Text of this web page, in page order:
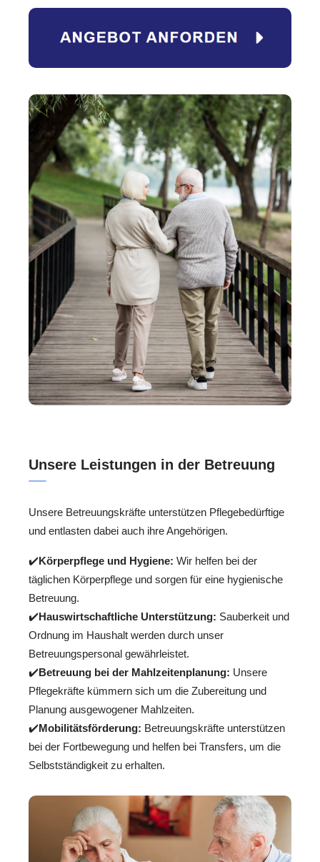
Unsere Leistungen in der Betreuung
Unsere Betreuungskräfte unterstützen Pflegebedürftige
und entlasten dabei auch ihre Angehörigen.
✔️Körperpflege und Hygiene: Wir helfen bei der
täglichen Körperpflege und sorgen für eine hygienische
Betreuung.
✔️Hauswirtschaftliche Unterstützung: Sauberkeit und
Ordnung im Haushalt werden durch unser
Betreuungspersonal gewährleistet.
✔️Betreuung bei der Mahlzeitenplanung: Unsere
Pflegekräfte kümmern sich um die Zubereitung und
Planung ausgewogener Mahlzeiten.
✔️Mobilitätsförderung: Betreuungskräfte unterstützen
bei der Fortbewegung und helfen bei Transfers, um die
Selbstständigkeit zu erhalten.